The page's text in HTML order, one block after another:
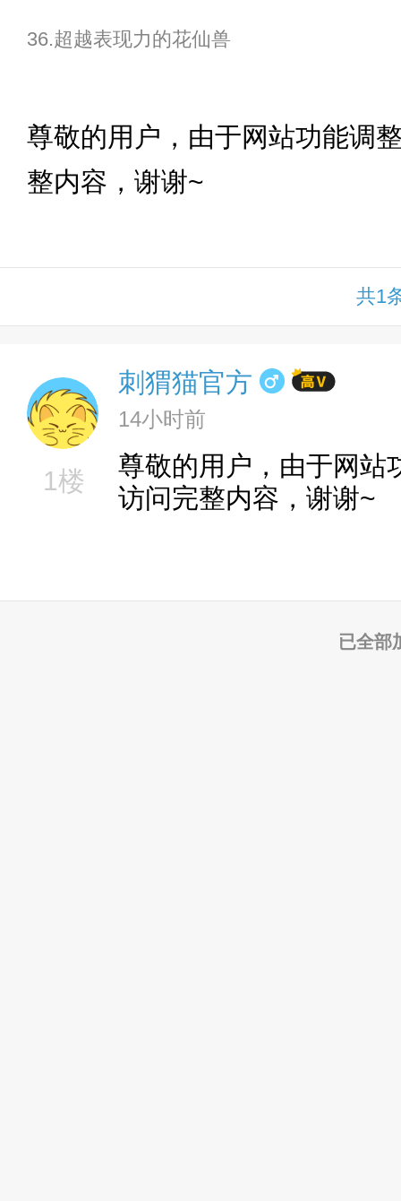
36.超越表现力的花仙兽
尊敬的用户，由于网站功能调
整内容，谢谢~
共1
1楼
刺猬猫官方
14小时前
尊敬的用户，由于网站
访问完整内容，谢谢~
已全部